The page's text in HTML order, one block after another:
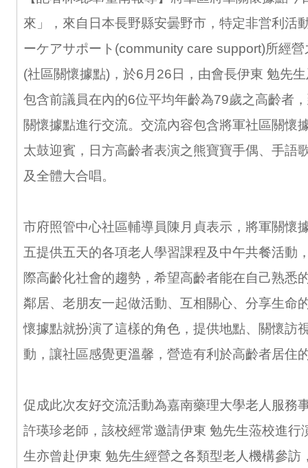
來」，來自日本長野縣安曇野市，特定非営利活
ーケアサポート(community care support)所經
(社區關懷據點)，於6月26日，由會長伊東 勉先
包含前議員在內的6位平均年齡為79歲之高齡者
關懷據點進行交流。交流內容包含將軍社區關懷
太鼓迎賓，日方高齡者表演之熊寶寶手偶、手語
及全體大合唱。
市府照管中心社區輔導員陳月貞表示，將軍關懷
五提供五天的各項老人學習課程及中午共餐活動
際高齡化社會的趨勢，希望高齡者能在自己熟悉
鄰居、老朋友一起做活動、互相關心、分享生命
懷據點就扮演了這樣的角色，提供地點、關懷訪
動，讓社區感覺更溫馨，營造有利於高齡者居住
促成此次友好交流活動為嘉南藥理大學老人服務
許瑛珍老師，該校經常邀請伊東 勉先生蒞校進行
生亦曾赴伊東 勉先生經營之各類型老人機構參訪